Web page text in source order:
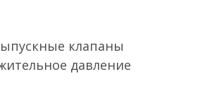
клапаны
давление